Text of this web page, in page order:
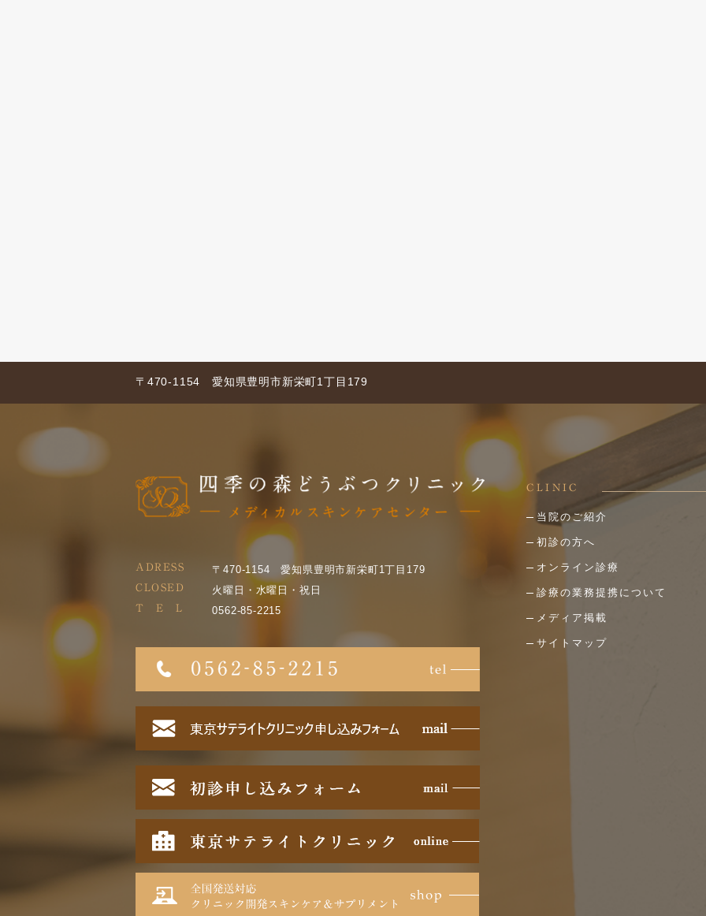
〒470-1154 愛知県豊明市新栄町1丁目179
ADRESS 〒470-1154 愛知県豊明市新栄町1丁目179
CLOSED 火曜日・水曜日・祝日
T E L 0562-85-2215
CLINIC
当院のご紹介
初診の方へ
オンライン診療
診療の業務提携について
メディア掲載
サイトマップ